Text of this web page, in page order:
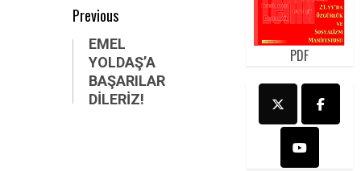
Post
navigation
Previous
Previous
post:
EMEL
YOLDAŞ’A
BAŞARILAR
DİLERİZ!
PDF